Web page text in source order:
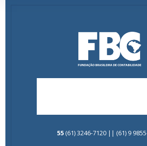
55 (61) 3246-7120 || (61) 9